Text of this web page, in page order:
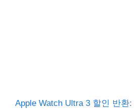
Apple Watch Ultra 3 할인 반환